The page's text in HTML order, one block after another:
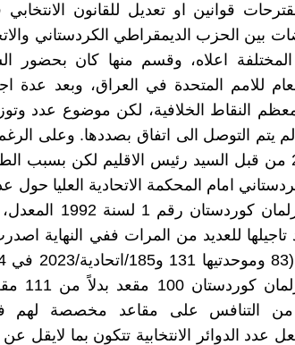
قوانين او تعديل للقانون
بين الحزب الديمقراطي الكردستاني
المختلفة اعلاه، وقسم منها كان بحضور
للامم المتحدة في العراق، وبعد عدة
النقاط الخلافية، لكن موضوع عدد
يتم التوصل الى اتفاق بصددها. وعلى
موعد جديد في 25/2/2024 من قبل السيد رئيس الاقليم لكن
امام المحكمة الاتحادية العليا حول
وفقرات قانون انتخابات
للعديد من المرات ففي النهاية
التي جعلت
من التنافس على مقاعد مخصصة لهم
عدد الدوائر الانتخابية تتكون بما لايقل عن